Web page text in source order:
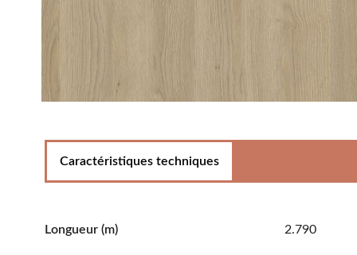
Caractéristiques techniques
Longueur (m) 2.790